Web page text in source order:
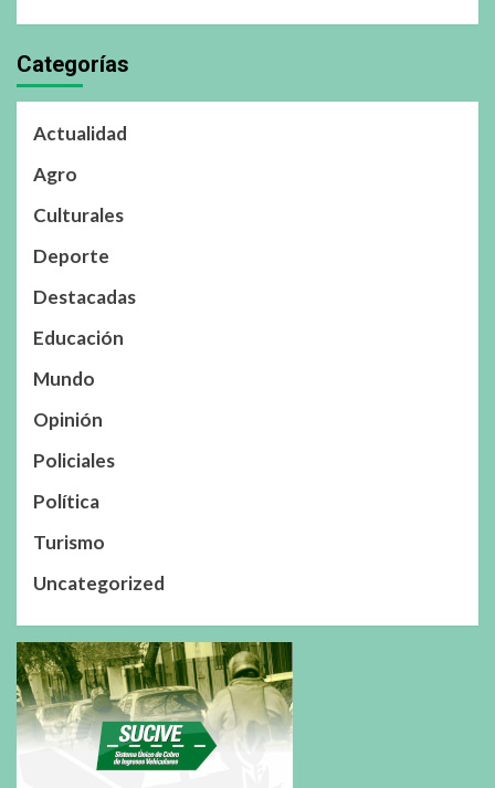
Categorías
Actualidad
Agro
Culturales
Deporte
Destacadas
Educación
Mundo
Opinión
Policiales
Política
Turismo
Uncategorized